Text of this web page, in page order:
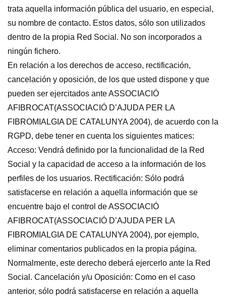
trata aquella información pública del usuario, en especial,
su nombre de contacto. Estos datos, sólo son utilizados
dentro de la propia Red Social. No son incorporados a
ningún fichero.
En relación a los derechos de acceso, rectificación,
cancelación y oposición, de los que usted dispone y que
pueden ser ejercitados ante ASSOCIACIÓ
AFIBROCAT(ASSOCIACIÓ D’AJUDA PER LA
FIBROMIALGIA DE CATALUNYA 2004), de acuerdo con la
RGPD, debe tener en cuenta los siguientes matices:
Acceso: Vendrá definido por la funcionalidad de la Red
Social y la capacidad de acceso a la información de los
perfiles de los usuarios. Rectificación: Sólo podrá
satisfacerse en relación a aquella información que se
encuentre bajo el control de ASSOCIACIÓ
AFIBROCAT(ASSOCIACIÓ D’AJUDA PER LA
FIBROMIALGIA DE CATALUNYA 2004), por ejemplo,
eliminar comentarios publicados en la propia página.
Normalmente, este derecho deberá ejercerlo ante la Red
Social. Cancelación y/u Oposición: Como en el caso
anterior, sólo podrá satisfacerse en relación a aquella